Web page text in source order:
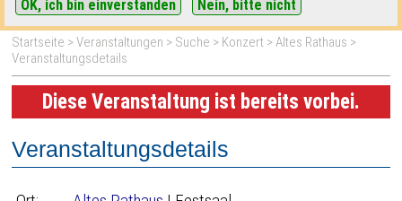
OK, ich bin einverstanden
Nein, bitte nicht
Startseite >Veranstaltungen > Suche > Konzert >Altes Rathaus >
Veranstaltungsdetails
Diese Veranstaltung ist bereits vorbei.
Veranstaltungsdetails